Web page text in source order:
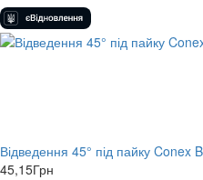
Відведення 45° під пайку
45,15Грн